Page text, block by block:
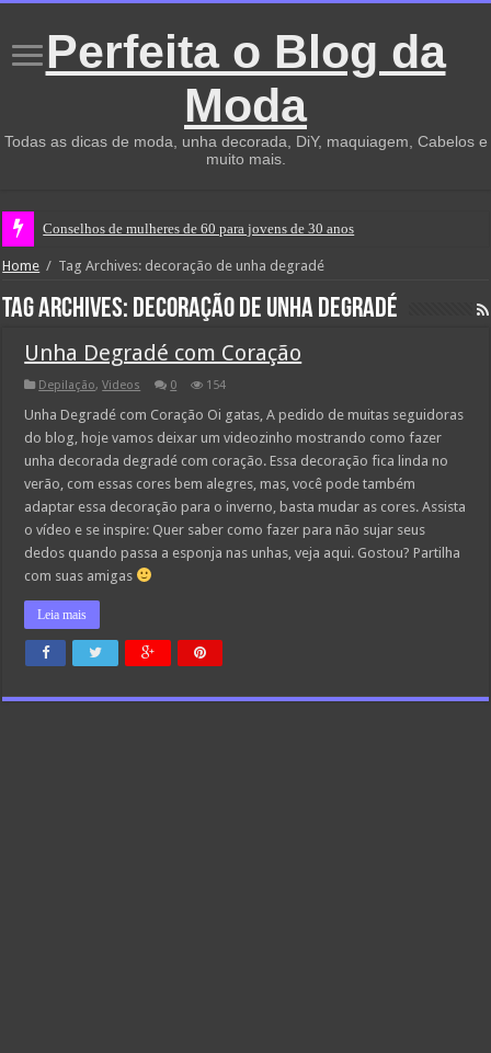
Perfeita o Blog da
Moda
Todas as dicas de moda, unha decorada, DiY, maquiagem, Cabelos e
muito mais.
Conselhos de mulheres de 60 para jovens de 30 anos
Home / Tag Archives: decoração de unha degradé
Tag Archives: decoração de unha degradé
Unha Degradé com Coração
Depilação,Videos 0 154
Unha Degradé com Coração Oi gatas, A pedido de muitas seguidoras
do blog, hoje vamos deixar um videozinho mostrando como fazer
unha decorada degradé com coração. Essa decoração fica linda no
verão, com essas cores bem alegres, mas, você pode também
adaptar essa decoração para o inverno, basta mudar as cores. Assista
o vídeo e se inspire: Quer saber como fazer para não sujar seus
dedos quando passa a esponja nas unhas, veja aqui. Gostou? Partilha
com suas amigas
Leia mais